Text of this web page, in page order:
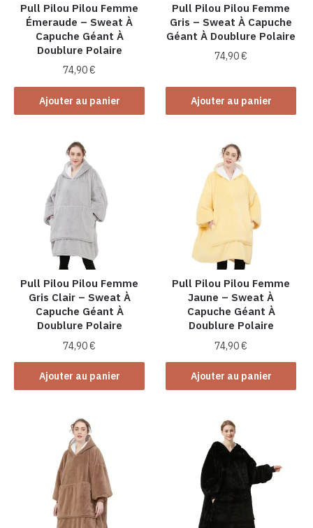
Pull Pilou Pilou Femme
Émeraude – Sweat À
Capuche Géant À
Doublure Polaire
74,90€
Ajouter au panier
Pull Pilou Pilou Femme
Gris – Sweat À Capuche
Géant À Doublure Polaire
74,90€
Ajouter au panier
Pull Pilou Pilou Femme
Gris Clair – Sweat À
Capuche Géant À
Doublure Polaire
74,90€
Ajouter au panier
Pull Pilou Pilou Femme
Jaune – Sweat À
Capuche Géant À
Doublure Polaire
74,90€
Ajouter au panier